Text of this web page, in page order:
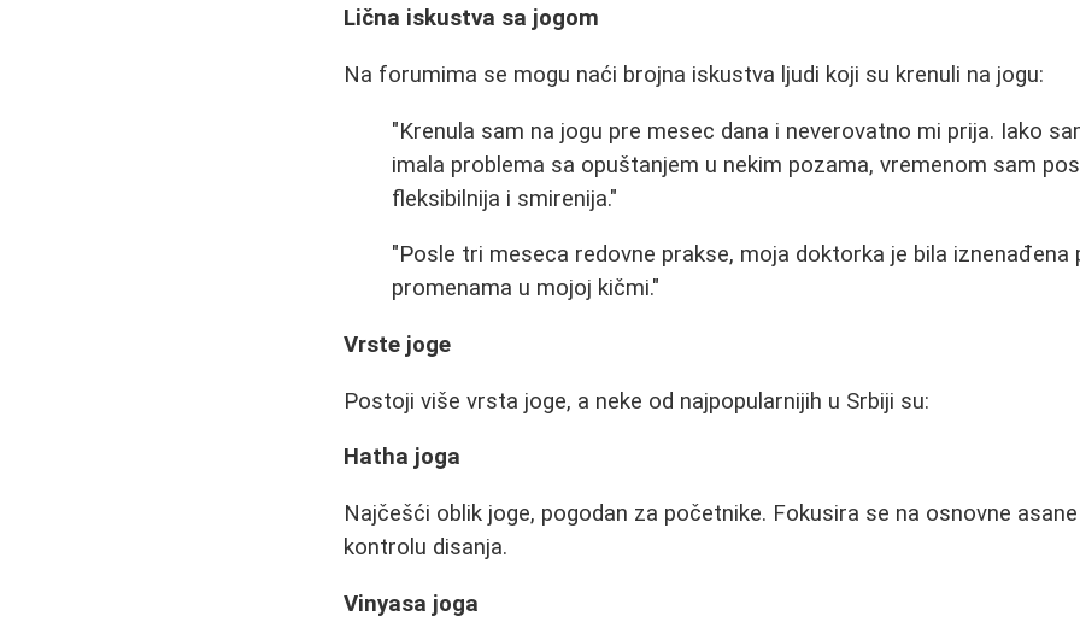
Lična iskustva sa jogom
Na forumima se mogu naći brojna iskustva ljudi koji su krenuli na jogu:
"Krenula sam na jogu pre mesec dana i neverovatno mi prija. Iako
imala problema sa opuštanjem u nekim pozama, vremenom sam
fleksibilnija i smirenija."
"Posle tri meseca redovne prakse, moja doktorka je bila iznenađena
promenama u mojoj kičmi."
Vrste joge
Postoji više vrsta joge, a neke od najpopularnijih u Srbiji su:
Hatha joga
Najčešći oblik joge, pogodan za početnike. Fokusira se na osnovne
kontrolu disanja.
Vinyasa joga